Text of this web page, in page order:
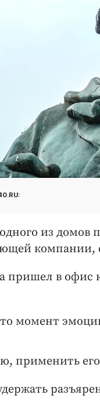
из домов
компании,
пришел в офис
момент
применить